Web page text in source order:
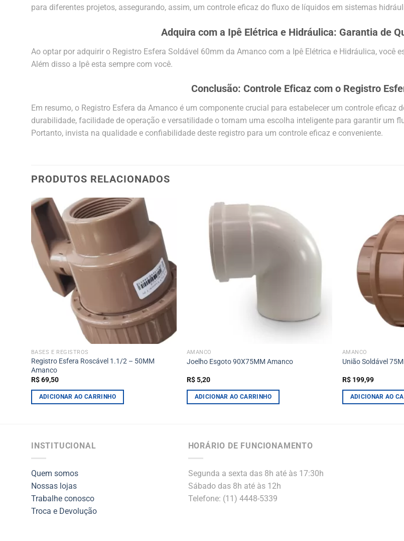
para diferentes projetos, assegurando, assim, um controle eficaz do fluxo de líquidos em sistemas
Adquira com a Ipê Elétrica e Hidráulica: Garantia de
Ao optar por adquirir o Registro Esfera Soldável 60mm da Amanco com a Ipê Elétrica e Hidráulica,
Além disso a Ipê esta sempre com você.
Conclusão: Controle Eficaz com o Registro
Em resumo, o Registro Esfera da Amanco é um componente crucial para estabelecer um controle
durabilidade, facilidade de operação e versatilidade o tornam uma escolha inteligente para garantir um
Portanto, invista na qualidade e confiabilidade deste registro para um controle eficaz e conveniente.
PRODUTOS RELACIONADOS
BASES E REGISTROS
Registro Esfera Roscável 1.1/2 – 50MM
Amanco
R$69,50
ADICIONAR AO CARRINHO
AMANCO
Joelho Esgoto 90X75MM Amanco
R$5,20
ADICIONAR AO CARRINHO
AMANCO
União Soldável
R$199,99
ADICIONAR AO
INSTITUCIONAL
Quem somos
Nossas lojas
Trabalhe conosco
Troca e Devolução
HORÁRIO DE FUNCIONAMENTO
Segunda a sexta das 8h até às 17:30h
Sábado das 8h até às 12h
Telefone: (11) 4448-5339